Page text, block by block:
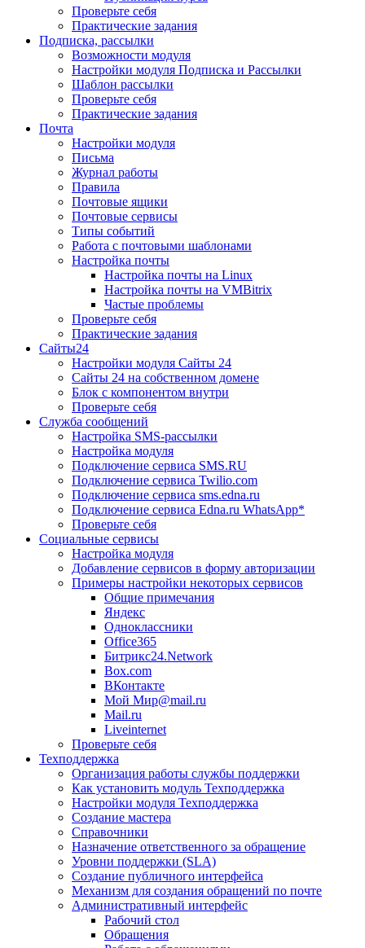
Проверьте себя
Практические задания
Подписка, рассылки
Возможности модуля
Настройки модуля Подписка и Рассылки
Шаблон рассылки
Проверьте себя
Практические задания
Почта
Настройки модуля
Письма
Журнал работы
Правила
Почтовые ящики
Почтовые сервисы
Типы событий
Работа с почтовыми шаблонами
Настройка почты
Настройка почты на Linux
Настройка почты на VMBitrix
Частые проблемы
Проверьте себя
Практические задания
Сайты24
Настройки модуля Сайты 24
Сайты 24 на собственном домене
Блок с компонентом внутри
Проверьте себя
Служба сообщений
Настройка SMS-рассылки
Настройка модуля
Подключение сервиса SMS.RU
Подключение сервиса Twilio.com
Подключение сервиса sms.edna.ru
Подключение сервиса Edna.ru WhatsApp*
Проверьте себя
Социальные сервисы
Настройка модуля
Добавление сервисов в форму авторизации
Примеры настройки некоторых сервисов
Общие примечания
Яндекс
Одноклассники
Office365
Битрикс24.Network
Box.com
ВКонтакте
Мой Мир@mail.ru
Mail.ru
Liveinternet
Проверьте себя
Техподдержка
Организация работы службы поддержки
Как установить модуль Техподдержка
Настройки модуля Техподдержка
Создание мастера
Справочники
Назначение ответственного за обращение
Уровни поддержки (SLA)
Создание публичного интерфейса
Механизм для создания обращений по почте
Административный интерфейс
Рабочий стол
Обращения